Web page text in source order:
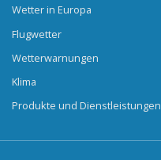
Wetter in Europa
Flugwetter
Wetterwarnungen
Klima
Produkte und Dienstleistungen